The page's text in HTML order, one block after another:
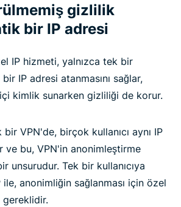
gizlilik
bir IP adresi
IP hizmeti, yalnızca tek bir
IP adresi atanmasını sağlar,
kimlik sunarken gizliliği de korur.
VPN'de, birçok kullanıcı aynı IP
ve bu, VPN'in anonimleştirme
unsurudur. Tek bir kullanıcıya
anonimliğin sağlanması için özel
gereklidir.